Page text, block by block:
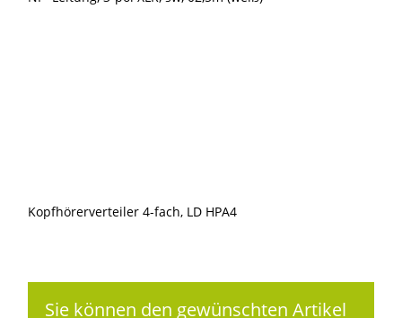
Kopfhörerverteiler 4-fach, LD HPA4
Sie können den gewünschten Artikel